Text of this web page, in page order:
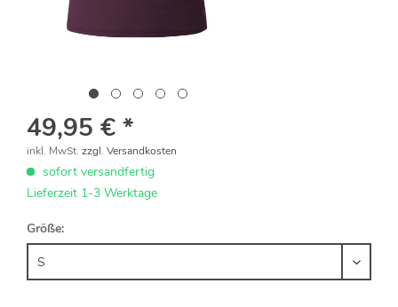
49,95 € *
inkl. MwSt. zzgl. Versandkosten
sofort versandfertig
Lieferzeit 1-3 Werktage
Größe: